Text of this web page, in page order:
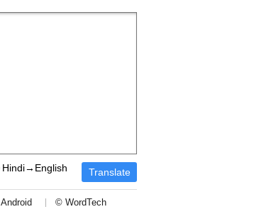
Hindi→English
Android © WordTech